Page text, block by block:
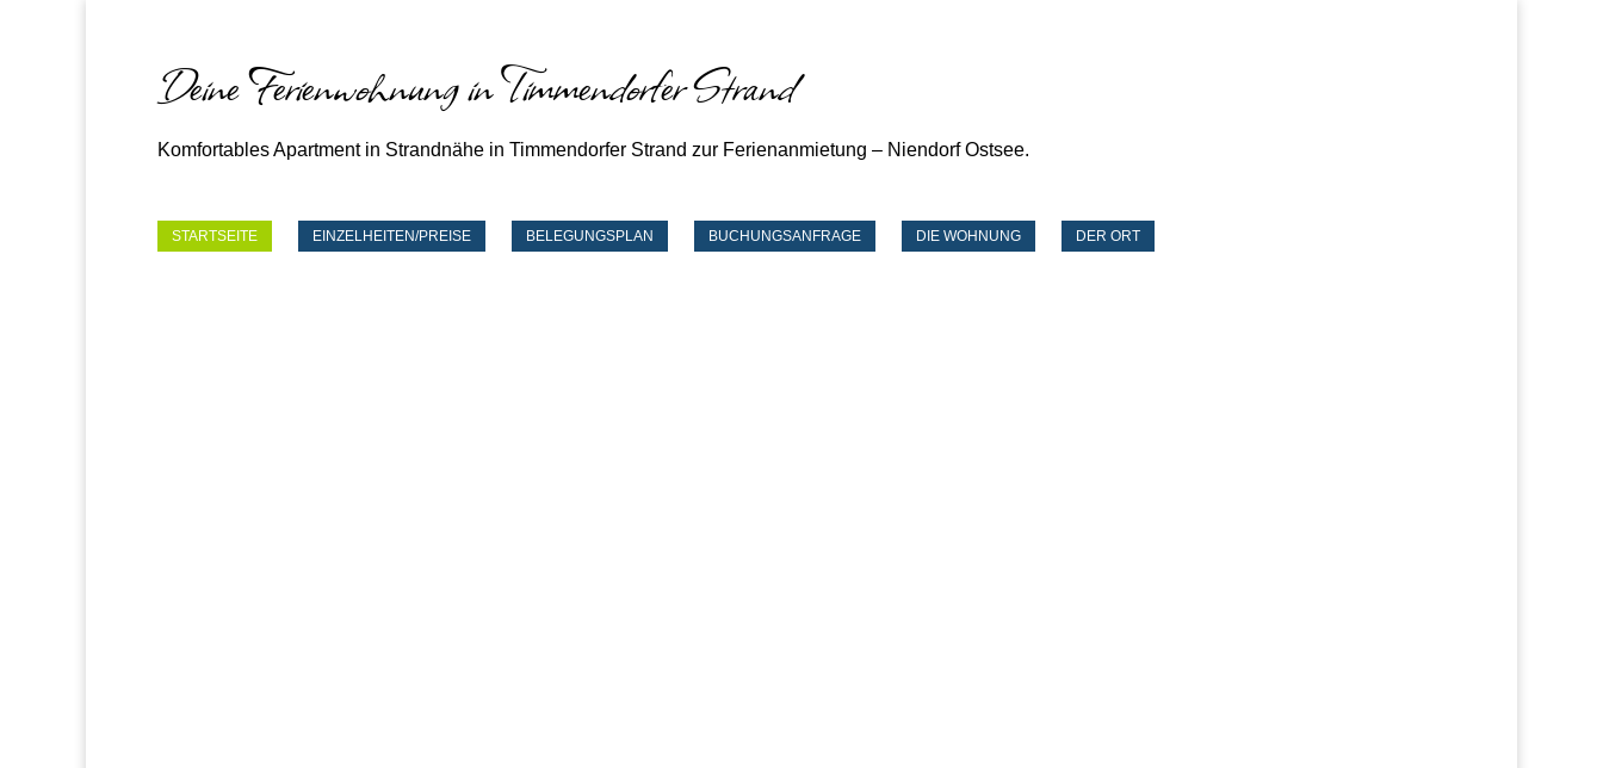
Deine Ferienwohnung in Timmendorfer Strand
Komfortables Apartment in Strandnähe in Timmendorfer Strand zur Ferienanmietung – Niendorf Ostsee.
STARTSEITE EINZELHEITEN/PREISE BELEGUNGSPLAN BUCHUNGSANFRAGE DIE WOHNUNG DER ORT